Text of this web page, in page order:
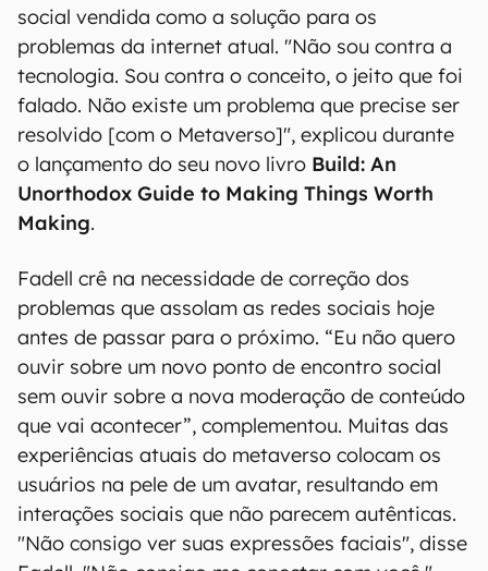
social vendida como a solução para os
problemas da internet atual. "Não sou contra a
tecnologia. Sou contra o conceito, o jeito que foi
falado. Não existe um problema que precise ser
resolvido [com o Metaverso]", explicou durante
o lançamento do seu novo livro Build: An
Unorthodox Guide to Making Things Worth
Making.
Fadell crê na necessidade de correção dos
problemas que assolam as redes sociais hoje
antes de passar para o próximo. “Eu não quero
ouvir sobre um novo ponto de encontro social
sem ouvir sobre a nova moderação de conteúdo
que vai acontecer”, complementou. Muitas das
experiências atuais do metaverso colocam os
usuários na pele de um avatar, resultando em
interações sociais que não parecem autênticas.
"Não consigo ver suas expressões faciais", disse